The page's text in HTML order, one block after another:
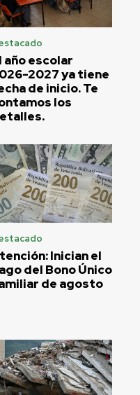
año escolar
2027 ya tiene
de inicio. Te
los
Inician el
del Bono Único
de agosto